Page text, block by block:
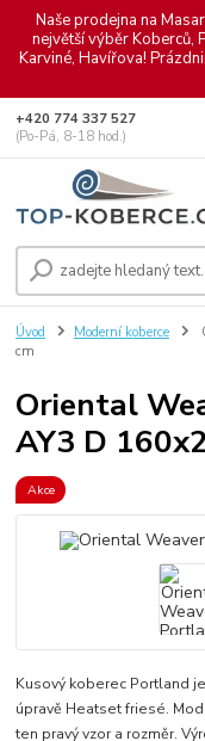
Naše prodejna na
největší výběr Koberců,
Karviné, Havířova!
+420 774 337 527
(Po-Pá, 8-18 hod.)
Úvod Moderní koberce
cm
Oriental
AY3 D
Akce
Kusový koberec Portland
úpravě Heatset friesé.
ten pravý vzor a rozměr.